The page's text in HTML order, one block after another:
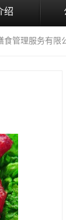
绍
管理服务有限